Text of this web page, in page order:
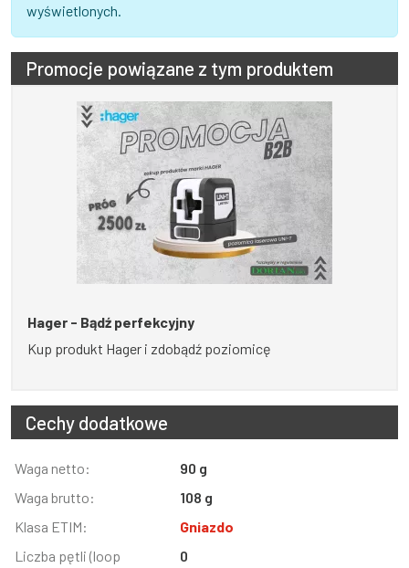
wyświetlonych.
Promocje powiązane z tym produktem
Hager - Bądź perfekcyjny
Kup produkt Hager i zdobądź poziomicę
Cechy dodatkowe
Informacja
Wartość
Waga netto:
90 g
Waga brutto:
108 g
Klasa ETIM:
Gniazdo
Liczba pętli (loop
0